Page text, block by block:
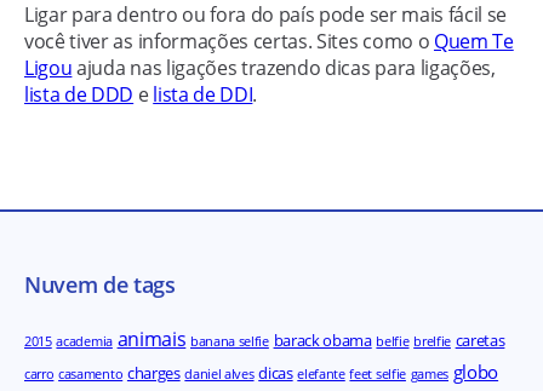
Ligar para dentro ou fora do país pode ser mais fácil se
você tiver as informações certas. Sites como o Quem Te
Ligouajuda nas ligações trazendo dicas para ligações,
lista de DDD elista de DDI.
Nuvem de tags
2015 academia animais banana selfie barack obama belfie brelfie caretas
carro casamento charges daniel alves dicas elefante feet selfie games globo